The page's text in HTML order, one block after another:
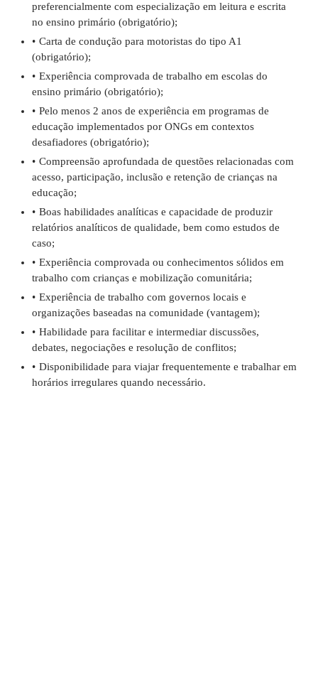
preferencialmente com especialização em leitura e escrita
no ensino primário (obrigatório);
Carta de condução para motoristas do tipo A1
(obrigatório);
Experiência comprovada de trabalho em escolas do
ensino primário (obrigatório);
Pelo menos 2 anos de experiência em programas de
educação implementados por ONGs em contextos
desafiadores (obrigatório);
Compreensão aprofundada de questões relacionadas com
acesso, participação, inclusão e retenção de crianças na
educação;
Boas habilidades analíticas e capacidade de produzir
relatórios analíticos de qualidade, bem como estudos de
caso;
Experiência comprovada ou conhecimentos sólidos em
trabalho com crianças e mobilização comunitária;
Experiência de trabalho com governos locais e
organizações baseadas na comunidade (vantagem);
Habilidade para facilitar e intermediar discussões,
debates, negociações e resolução de conflitos;
Disponibilidade para viajar frequentemente e trabalhar em
horários irregulares quando necessário.